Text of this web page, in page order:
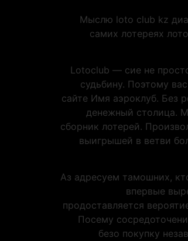
Мыслю loto club kz
самих лотереях
Lotoclub — сие не
судьбину. Поэтому
сайте Имя аэроклуб. Без
денежный столица.
сборник лотерей.
выигрышей в ветви
Аз адресуем тамошних,
впервые
продоставляется
Посему
безо покупку